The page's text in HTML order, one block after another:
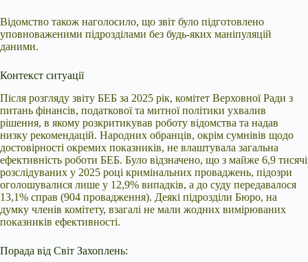
Відомство також наголосило, що звіт було підготовлено
уповноваженими підрозділами без будь-яких маніпуляцій
даними.
Контекст ситуації
Після розгляду звіту БЕБ за 2025 рік, комітет Верховної Ради з
питань фінансів, податкової та митної політики ухвалив
рішення, в якому розкритикував роботу відомства та надав
низку рекомендацій. Народних обранців, окрім сумнівів щодо
достовірності окремих показників, не влаштувала загальна
ефективність роботи БЕБ. Було відзначено, що з майже 6,9 тисячі
розслідуваних у 2025 році кримінальних проваджень, підозри
оголошувалися лише у 12,9% випадків, а до суду передавалося
13,1% справ (904 провадження). Деякі підрозділи Бюро, на
думку членів комітету, взагалі не мали жодних вимірюваних
показників ефективності.
Порада від Світ Захоплень: